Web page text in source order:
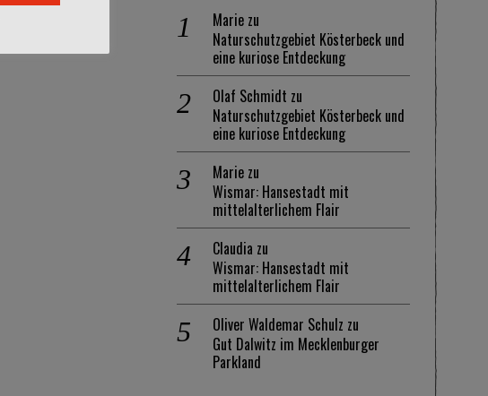
Marie zu
Naturschutzgebiet Kösterbeck und
eine kuriose Entdeckung
Olaf Schmidt zu
Naturschutzgebiet Kösterbeck und
eine kuriose Entdeckung
Marie zu
Wismar: Hansestadt mit
mittelalterlichem Flair
Claudia zu
Wismar: Hansestadt mit
mittelalterlichem Flair
Oliver Waldemar Schulz zu
Gut Dalwitz im Mecklenburger
Parkland